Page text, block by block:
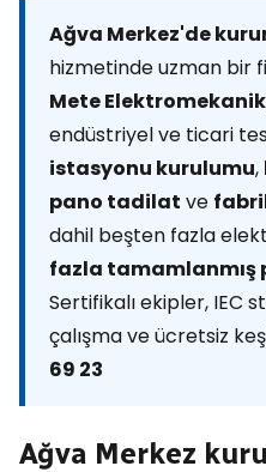
Ağva Merkez'de
hizmetinde uzman bir
Mete Elektromekanik
endüstriyel ve ticari
istasyonu kurulumu,
pano tadilat ve
dahil beşten fazla
fazla tamamlanmış
Sertifikalı ekipler, IEC
çalışma ve ücretsiz
69 23
Ağva Merkez